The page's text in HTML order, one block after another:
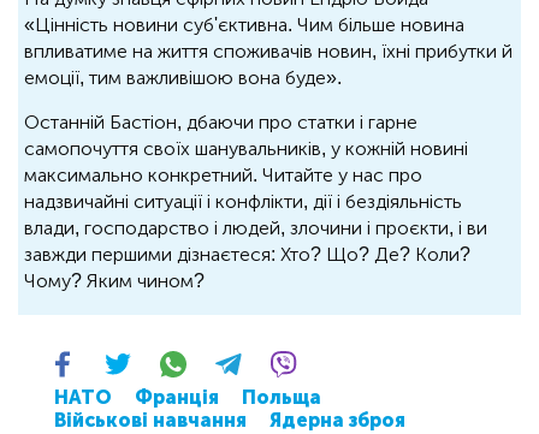
«Цінність новини суб'єктивна. Чим більше новина
впливатиме на життя споживачів новин, їхні прибутки й
емоції, тим важливішою вона буде».
Останній Бастіон, дбаючи про статки і гарне
самопочуття своїх шанувальників, у кожній новині
максимально конкретний. Читайте у нас про
надзвичайні ситуації і конфлікти, дії і бездіяльність
влади, господарство і людей, злочини і проєкти, і ви
завжди першими дізнаєтеся: Хто? Що? Де? Коли?
Чому? Яким чином?
НАТО Франція
Польща
Військові навчання
Ядерна зброя